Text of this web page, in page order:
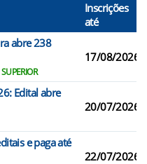
Inscrições
até
abre 238
17/08/2026
Edital abre
20/07/2026
e paga até
22/07/2026